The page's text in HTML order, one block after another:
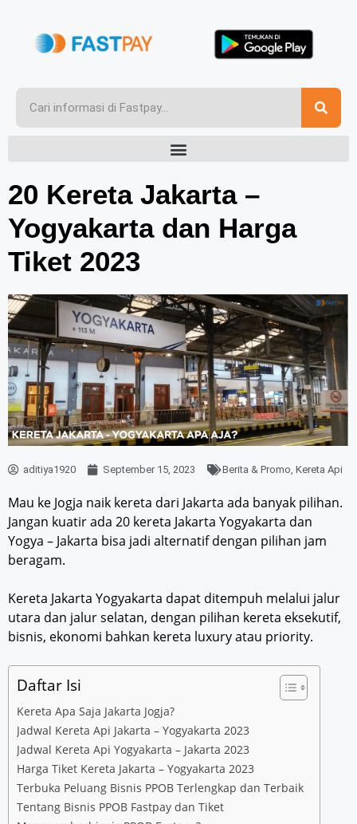
20 Kereta Jakarta –
Yogyakarta dan Harga
Tiket 2023
aditiya1920 September 15, 2023 Berita & Promo, Kereta Api
Mau ke Jogja naik kereta dari Jakarta ada banyak pilihan.
Jangan kuatir ada 20 kereta Jakarta Yogyakarta dan
Yogya – Jakarta bisa jadi alternatif dengan pilihan jam
beragam.
Kereta Jakarta Yogyakarta dapat ditempuh melalui jalur
utara dan jalur selatan, dengan pilihan kereta eksekutif,
bisnis, ekonomi bahkan kereta luxury atau priority.
Daftar Isi
Kereta Apa Saja Jakarta Jogja?
Jadwal Kereta Api Jakarta – Yogyakarta 2023
Jadwal Kereta Api Yogyakarta – Jakarta 2023
Harga Tiket Kereta Jakarta – Yogyakarta 2023
Terbuka Peluang Bisnis PPOB Terlengkap dan Terbaik
Tentang Bisnis PPOB Fastpay dan Tiket